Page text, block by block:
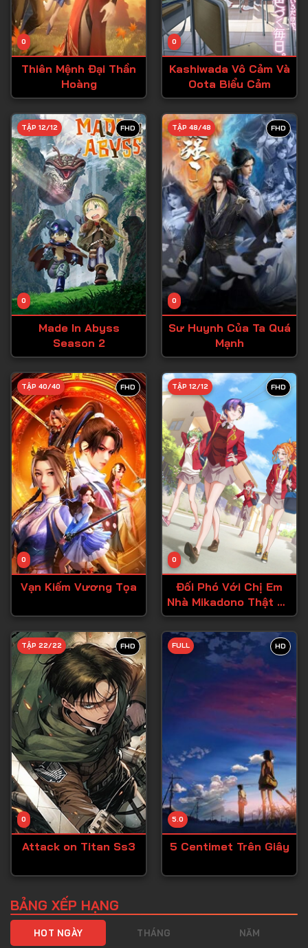
Tập 13
Tập 14
Tập 15
Tập 17
Tập 18
Tập 19
Tập 20
Tập 21
Tập 22
Tập 23
Tập 24
Tập 25
Tập 26
Tập 29
Tập 30
Tập 31
Tập 32
Tập 33
Tập 34
Tập 35
Tập 36
Tập 38
Tập 39
Tập 40
Tập 41
Tập 42
Tập 43
Tập 44
Tập 45
Tập 46
Tập 47
Tập 49
0
Thiên Mệnh Đại Thần
Hoàng
0
Kashiwada Vô Cảm Và
Oota Biểu Cảm
FHD
0
TẬP 12/12
Made In Abyss
Season 2
FHD
0
TẬP 48/48
Sư Huynh Của Ta Quá
Mạnh
FHD
0
TẬP 40/40
Vạn Kiếm Vương Tọa
FHD
0
TẬP 12/12
Đối Phó Với Chị Em
Nhà Mikadono Thật Dễ
Dàng
FHD
0
TẬP 22/22
Attack on Titan Ss3
HD
5.0
FULL
5 Centimet Trên Giây
BẢNG XẾP HẠNG
HOT NGÀY THÁNG NĂM